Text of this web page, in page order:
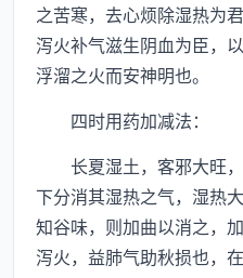
之苦寒，去心烦除湿热为
泻火补气滋生阴血为臣，
浮溜之火而安神明也。
四时用药加减法：
长夏湿土，客邪大旺，
下分消其湿热之气，湿热
知谷味，则加曲以消之，
泻火，益肺气助秋损也，